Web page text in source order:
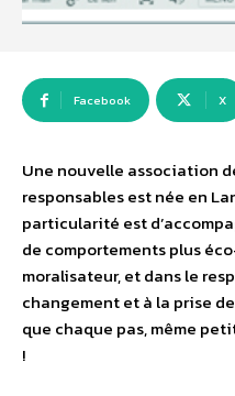
Facebook X
Une nouvelle association
responsables est née en
particularité est
de comportements plus
moralisateur, et dans le
changement et à la prise
que chaque pas, même
!